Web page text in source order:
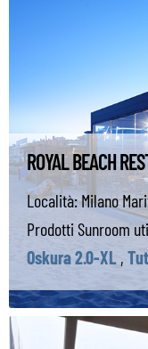
ROYAL BEACH
Località:Milano
Prodotti Sunroom
Oskura 2.0-XL ,